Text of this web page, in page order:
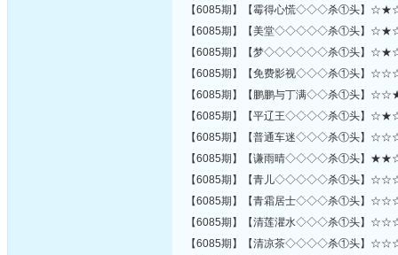
【6085期】【霉得心慌◇◇◇杀
【6085期】【美堂◇◇◇◇◇杀①
【6085期】【梦◇◇◇◇◇◇杀①
【6085期】【免费影视◇◇◇杀
【6085期】【鹏鹏与丁满◇◇
【6085期】【平辽王◇◇◇◇杀
【6085期】【普通车迷◇◇◇杀
【6085期】【谦雨晴◇◇◇◇杀
【6085期】【青儿◇◇◇◇◇杀①
【6085期】【青霜居士◇◇◇杀
【6085期】【清莲灈水◇◇◇杀
【6085期】【清凉茶◇◇◇◇杀